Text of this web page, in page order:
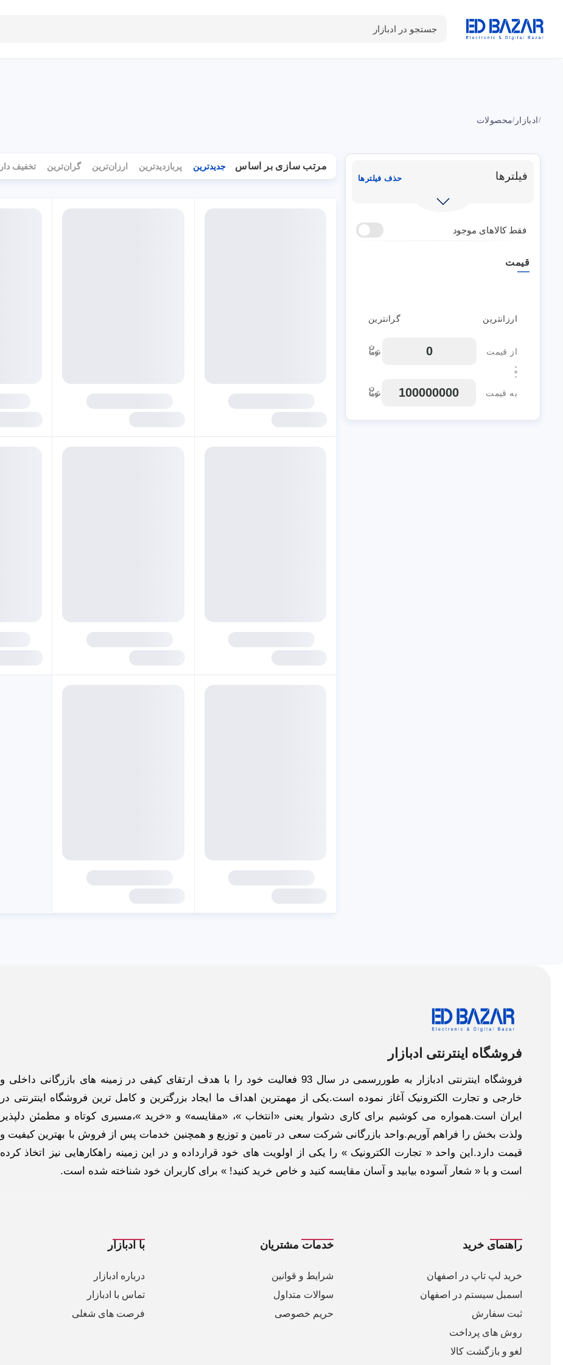
جستجو در ادبازار
دسته بندی محصولات
/ادبازار /محصولات
فیلترها حذف فیلترها
فقط کالاهای موجود
قیمت
ارزانترین گرانترین
از قیمت
به قیمت
مرتب سازی بر اساس جدیدترین پربازدیدترین ارزان‌ترین گران‌ترین تخفیف دار
فروشگاه اینترنتی ادبازار
فروشگاه اینترنتی ادبازار به طوررسمی در سال 93 فعالیت خود را با هدف ارتقای کیفی در زمینه های بازرگانی داخلی و
خارجی و تجارت الکترونیک آغاز نموده است.یکی از مهمترین اهداف ما ایجاد بزرگترین و کامل ترین فروشگاه اینترنتی در
ایران است.همواره می کوشیم برای کاری دشوار یعنی «انتخاب »، «مقایسه» و «خرید »،مسیری کوتاه و مطمئن دلپذیر
ولذت بخش را فراهم آوریم.واحد بازرگانی شرکت سعی در تامین و توزیع و همچنین خدمات پس از فروش با بهترین کیفیت و
قیمت دارد.این واحد « تجارت الکترونیک » را یکی از اولویت های خود قرارداده و در این زمینه راهکارهایی نیز اتخاذ کرده
است و با « شعار آسوده بیابید و آسان مقایسه کنید و خاص خرید کنید! » برای کاربران خود شناخته شده است.
راهنمای خرید
خرید لپ تاپ در اصفهان
اسمبل سیستم در اصفهان
ثبت سفارش
روش های پرداخت
لغو و بازگشت کالا
خدمات مشتریان
شرایط و قوانین
سوالات متداول
حریم خصوصی
با ادبازار
درباره ادبازار
تماس با ادبازار
فرصت های شغلی